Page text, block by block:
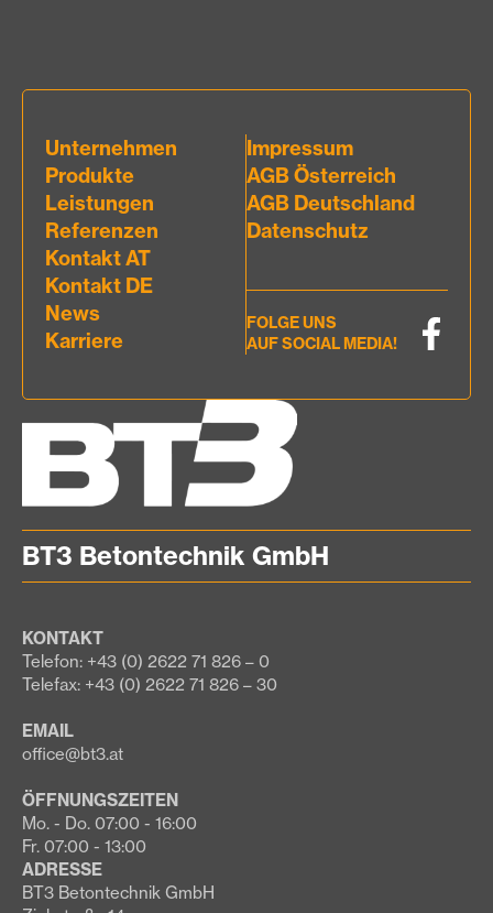
BT3 Betontechnik GmbH
KONTAKT
Telefon: +43 (0) 2622 71 826 – 0
Telefax: +43 (0) 2622 71 826 – 30
EMAIL
office@bt3.at
ÖFFNUNGSZEITEN
Mo. - Do. 07:00 - 16:00
Fr. 07:00 - 13:00
ADRESSE
BT3 Betontechnik GmbH
Unternehmen
Produkte
Leistungen
Referenzen
Kontakt AT
Kontakt DE
News
Karriere
Impressum
AGB Österreich
AGB Deutschland
Datenschutz
FOLGE UNS
AUF SOCIAL MEDIA!